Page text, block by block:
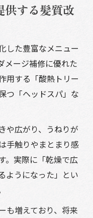
の堺市美容室
評価のポイント
される理由を分
コミから学ぶ選
口コミ傾向を解
容室活用法
け髪質改善とケ
供する髪質改
した豊富なメニュー
メージ補修に優れた
用する「酸熱トリー
つ「ヘッドスパ」な
や広がり、うねりが
手触りやまとまり感
。実際に「乾燥で広
ようになった」とい
も増えており、将来